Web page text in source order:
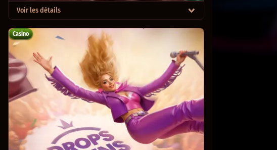
Voir les détails
Casino